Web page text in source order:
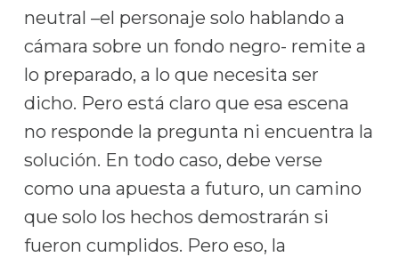
neutral –el personaje solo hablando a
cámara sobre un fondo negro- remite a
lo preparado, a lo que necesita ser
dicho. Pero está claro que esa escena
no responde la pregunta ni encuentra la
solución. En todo caso, debe verse
como una apuesta a futuro, un camino
que solo los hechos demostrarán si
fueron cumplidos. Pero eso, la